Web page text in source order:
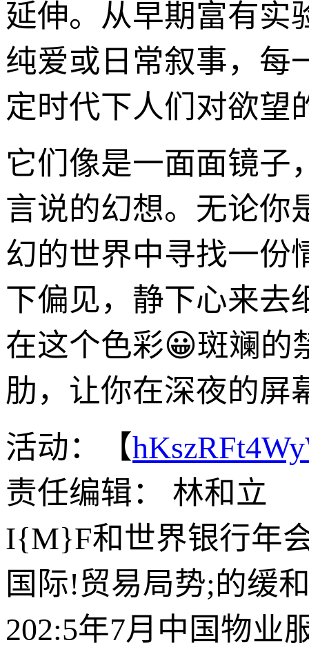
延伸。从早期富有实
纯爱或日常叙事，每
定时代下人们对欲望
它们像是一面面镜子
言说的幻想。无论你
幻的世界中寻找一份
下偏见，静下心来去
在这个色彩😀斑斓的
肋，让你在深夜的屏
活动：【
责任编辑： 林和立
I{M}F和世界银行年
国际!贸易局势;的缓
202:5年7月中国物业